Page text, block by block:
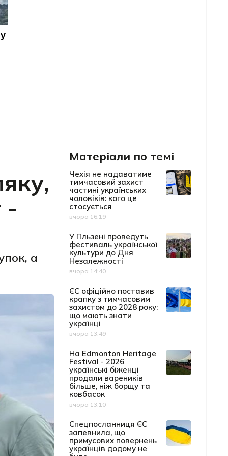
-
а
Матеріали по темі
Чехія не надаватиме
тимчасовий захист
частині українських
чоловіків: кого це
стосується
Дата публікації
вчора 16:19
У Пльзені проведуть
фестиваль української
культури до Дня
Незалежності
Дата публікації
вчора 14:40
ЄС офіційно поставив
крапку з тимчасовим
захистом до 2028 року:
що мають знати
українці
Дата публікації
вчора 13:49
На Edmonton Heritage
Festival - 2026
українські біженці
продали вареників
більше, ніж борщу та
ковбасок
Дата публікації
вчора 13:10
Спецпосланниця ЄС
запевнила, що
примусових повернень
українців додому не